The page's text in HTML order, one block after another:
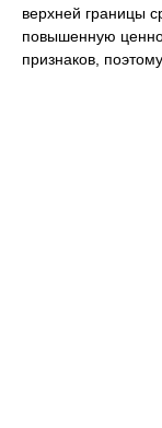
верхней границы
повышенную
признаков,